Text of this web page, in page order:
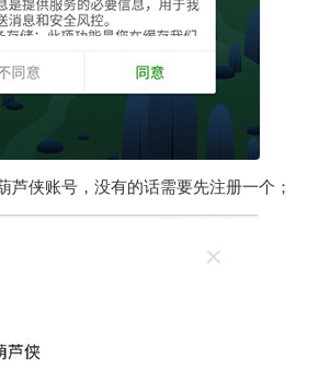
芦侠账号，没有的话需要先注册一个；